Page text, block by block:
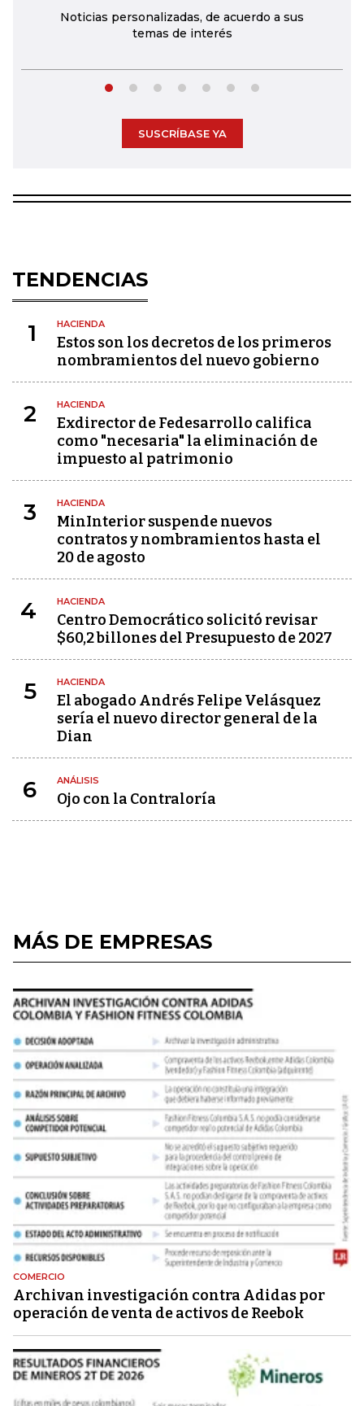
Noticias personalizadas, de acuerdo a sus
temas de interés
SUSCRÍBASE YA
TENDENCIAS
1 HACIENDA
Estos son los decretos de los primeros
nombramientos del nuevo gobierno
2 HACIENDA
Exdirector de Fedesarrollo califica
como "necesaria" la eliminación de
impuesto al patrimonio
3 HACIENDA
MinInterior suspende nuevos
contratos y nombramientos hasta el
20 de agosto
4 HACIENDA
Centro Democrático solicitó revisar
$60,2 billones del Presupuesto de 2027
5 HACIENDA
El abogado Andrés Felipe Velásquez
sería el nuevo director general de la
Dian
6 ANÁLISIS
Ojo con la Contraloría
MÁS DE EMPRESAS
COMERCIO
Archivan investigación contra Adidas por
operación de venta de activos de Reebok